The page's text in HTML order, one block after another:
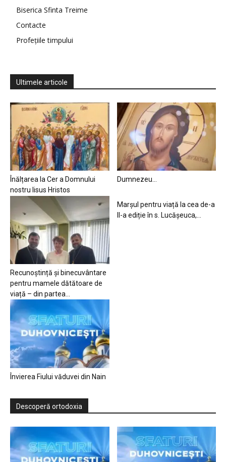
Biserica Sfinta Treime
Contacte
Profețiile timpului
Ultimele articole
Înălțarea la Cer a Domnului
nostru Iisus Hristos
Dumnezeu…
Recunoștință și binecuvântare
pentru mamele dătătoare de
viață – din partea...
Marșul pentru viață la cea de-a
II-a ediție în s. Lucășeuca,...
Învierea Fiului văduvei din Nain
Descoperă ortodoxia